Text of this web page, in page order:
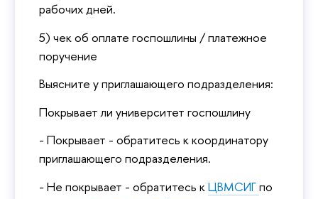
рабочих дней.
5) чек об оплате госпошлины / платежное
поручение
Выясните у приглашающего подразделения:
Покрывает ли университет госпошлину
- Покрывает - обратитесь к координатору
приглашающего подразделения.
- Не покрывает - обратитесь кЦВМСИГпо